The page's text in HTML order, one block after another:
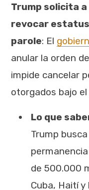
Trump solicita
revocar
parole: El
anular la orden
impide cancelar
otorgados bajo
Lo que
Trump
de 500.000
Cuba, Haití